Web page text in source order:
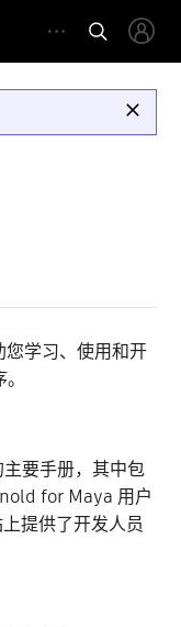
学习、使用和开
要手册，其中包
for Maya 用户
提供了开发人员